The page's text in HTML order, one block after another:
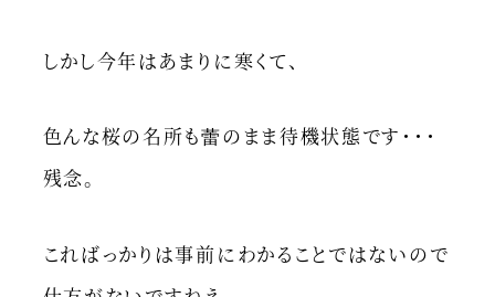
しかし今年はあまりに寒くて、
色んな桜の名所も蕾のまま待機状態です・・・
残念。
こればっかりは事前にわかることではないので